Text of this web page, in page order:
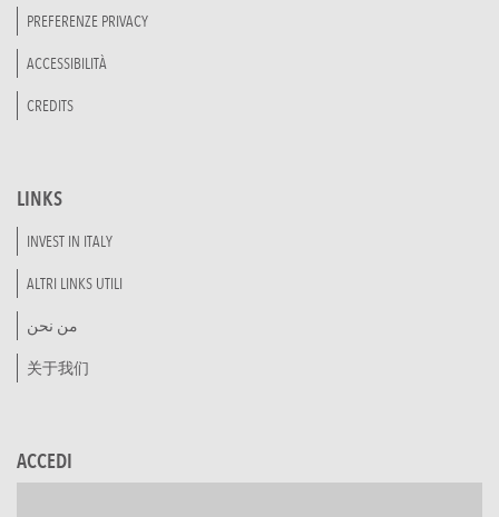
PREFERENZE PRIVACY
ACCESSIBILITÀ
CREDITS
LINKS
INVEST IN ITALY
ALTRI LINKS UTILI
من نحن
关于我们
ACCEDI